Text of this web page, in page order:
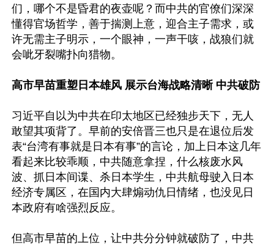
们，哪个不是昏君的夜壶呢？而中共的官僚们深深
懂得官场哲学，善于揣测上意，迎合主子需求，或
许无需主子明示，一个眼神，一声干咳，战狼们就
会呲牙裂嘴扑向猎物。
高市早苗重塑日本雄风 展示台海战略清晰 中共破防
习近平自以为中共在印太地区已经独步天下，无人
敢望其项背了。早前的安倍晋三也只是在退位后发
表“台湾有事就是日本有事”的言论，加上日本这几年
看起来比较乖顺，中共随意拿捏，什么核废水风
波、抓日本间谍、杀日本学生，中共航母驶入日本
经济专属区，在国内大肆煽动仇日情绪，也没见日
本政府有啥强烈反应。
但高市早苗的上位，让中共分分钟就破防了，中共